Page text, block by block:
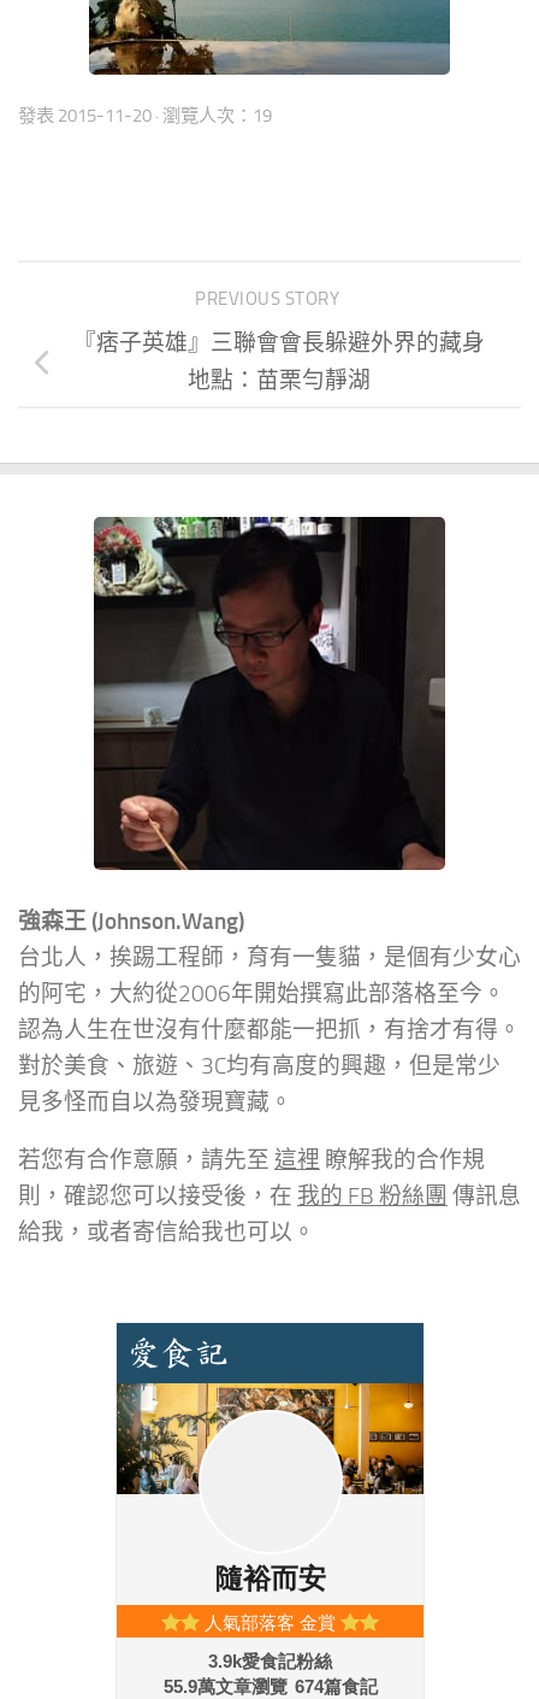
發表 2015-11-20 · 瀏覽人次：19
PREVIOUS STORY
『痞子英雄』三聯會會長躲避外界的藏身
地點：苗栗勻靜湖
強森王 (Johnson.Wang)
台北人，挨踢工程師，育有一隻貓，是個有少女心
的阿宅，大約從2006年開始撰寫此部落格至今。
認為人生在世沒有什麼都能一把抓，有捨才有得。
對於美食、旅遊、3C均有高度的興趣，但是常少
見多怪而自以為發現寶藏。
若您有合作意願，請先至 這裡 瞭解我的合作規
則，確認您可以接受後，在 我的 FB 粉絲團 傳訊息
給我，或者寄信給我也可以。